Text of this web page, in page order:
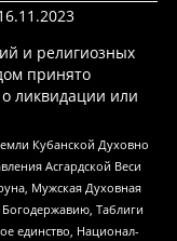
и религиозных
принято
ликвидации или
Кубанской Духовно
Асгардской Веси
Мужская Духовная
Таблиги
единство, Национал-